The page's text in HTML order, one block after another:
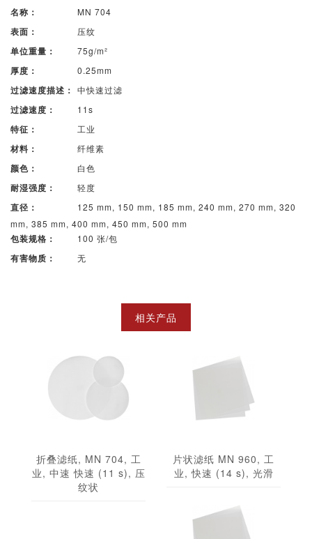
名称： MN 704
表面： 压纹
单位重量： 75g/m²
厚度： 0.25mm
过滤速度描述： 中快速过滤
过滤速度： 11s
特征： 工业
材料： 纤维素
颜色： 白色
耐湿强度： 轻度
直径：
125 mm, 150 mm, 185 mm, 240 mm, 270 mm, 320
mm, 385 mm, 400 mm, 450 mm, 500 mm
包装规格： 100 张/包
有害物质： 无
相关产品
折叠滤纸, MN 704, 工
业, 中速 快速 (11 s), 压
纹状
片状滤纸 MN 960, 工
业, 快速 (14 s), 光滑